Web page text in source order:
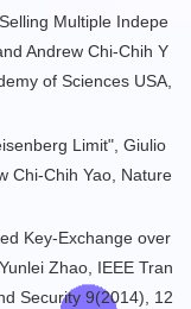
Multiple Indepe
Andrew Chi-Chih Y
of Sciences USA,
Limit", Giulio
Chi-Chih Yao, Nature
Key-Exchange over
Zhao, IEEE Tran
Security 9(2014), 12